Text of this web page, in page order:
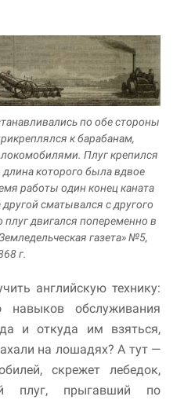
по обе стороны
к барабанам,
Плуг крепился
длина которого была вдвое
работы один конец каната
сматывался с другого
плуг двигался попеременно в
газета» №5,
г.
английскую технику:
обслуживания
и откуда им взяться,
на лошадях? А тут —
скрежет лебедок,
плуг, прыгавший по